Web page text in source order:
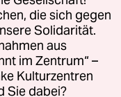
Richtlinien
AGB
die sich gegen
Solidarität.
aus
im Zentrum“ –
Kulturzentren
Sie dabei?